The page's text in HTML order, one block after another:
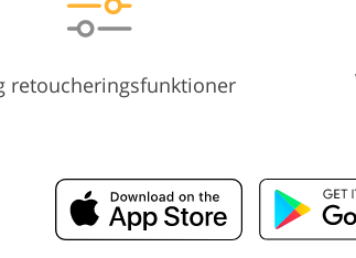
retoucheringsfunktioner